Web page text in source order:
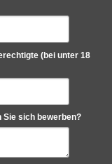
(bei unter 18
Sie sich bewerben?